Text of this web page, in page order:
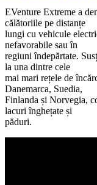
EVenture Extreme a
călătoriile pe distanțe
lungi cu vehicule
nefavorabile sau în
regiuni îndepărtate.
la una dintre cele
mai mari rețele de
Danemarca, Suedia,
Finlanda și Norvegia,
lacuri înghețate și
păduri.